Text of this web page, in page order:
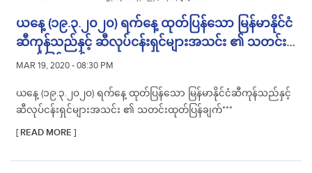
ယနေ့ (၁၉.၃.၂၀၂၀) ရက်နေ့ ထုတ်ပြန်သော မြန်မာနိုင်ငံ
ဆီကုန်သည်နှင့် ဆီလုပ်ငန်းရှင်များအသင်း ၏ သတင်း
ထုတ်ပြန်ချက်***
MAR 19, 2020 - 08:30 PM
ယနေ့ (၁၉.၃.၂၀၂၀) ရက်နေ့ ထုတ်ပြန်သော မြန်မာနိုင်ငံဆီကုန်သည်နှင့်
ဆီလုပ်ငန်းရှင်များအသင်း ၏ သတင်းထုတ်ပြန်ချက်***
[ READ MORE ]